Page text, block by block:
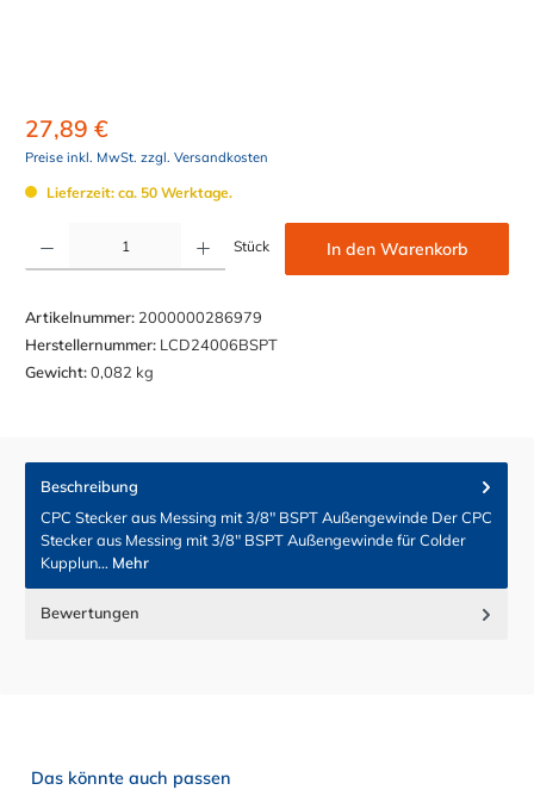
27,89 €
Preise inkl. MwSt. zzgl. Versandkosten
Lieferzeit: ca. 50 Werktage.
Stück In den Warenkorb
Artikelnummer: 2000000286979
Herstellernummer: LCD24006BSPT
Gewicht:0,082 kg
Beschreibung
CPC Stecker aus Messing mit 3/8" BSPT Außengewinde Der CPC
Stecker aus Messing mit 3/8" BSPT Außengewinde für Colder
Kupplun… Mehr
Bewertungen
Produktgalerie überspringen
Das könnte auch passen